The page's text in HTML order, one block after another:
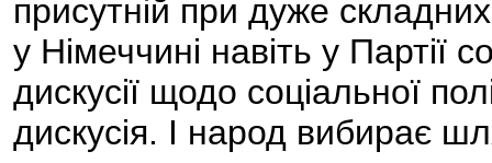
присутній при дуже
у Німеччині навіть у Партії
дискусії щодо соціальної
дискусія. І народ вибирає